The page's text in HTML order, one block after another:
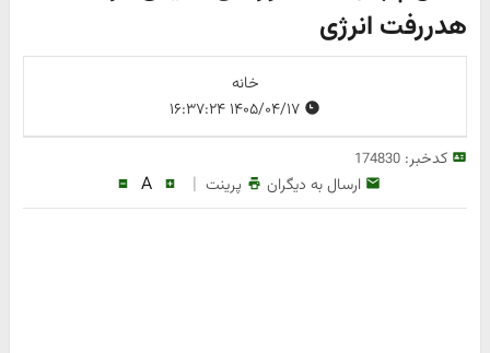
هدررفت انرژی
خانه
کدخبر:174830
ارسال به دیگران پرینت |
A